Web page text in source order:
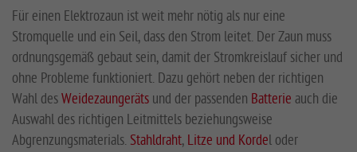
Für einen Elektrozaun ist weit mehr nötig als nur eine
Stromquelle und ein Seil, dass den Strom leitet. Der Zaun muss
ordnungsgemäß gebaut sein, damit der Stromkreislauf sicher und
ohne Probleme funktioniert. Dazu gehört neben der richtigen
Wahl desWeidezaungeräts und der passenden Batterie auch die
Auswahl des richtigen Leitmittels beziehungsweise
Abgrenzungsmaterials. Stahldraht, Litze und Kordel oder